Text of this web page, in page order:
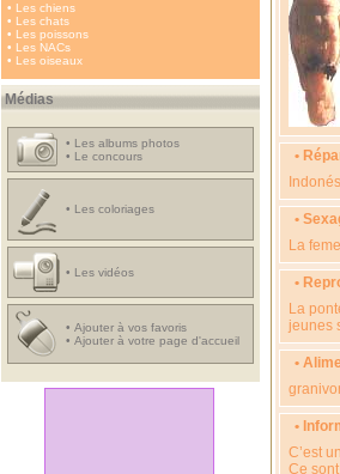
• Les chiens
• Les chats
• Les poissons
• Les NACs
• Les oiseaux
Médias
• Les albums photos
• Le concours
• Les coloriages
• Les vidéos
• Ajouter à vos favoris
• Ajouter à votre page d'accueil
•
•
La
•
La
jeunes
•
•
C’est
Ce